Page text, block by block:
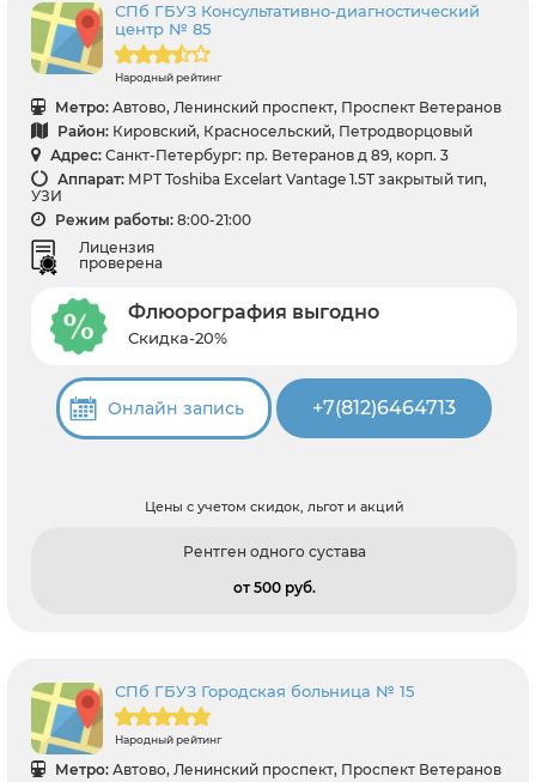
СПб ГБУЗ Консультативно-диагностический
центр № 85
Народный рейтинг
Метро: Автово, Ленинский проспект, Проспект Ветеранов
Район: Кировский, Красносельский, Петродворцовый
Адрес: Санкт-Петербург: пр. Ветеранов д 89, корп. 3
Аппарат: МРТ Toshiba Excelart Vantage 1.5T закрытый тип,
УЗИ
Режим работы: 8:00-21:00
Лицензия
проверена
Флюорография выгодно
Скидка-20%
Онлайн запись +7(812)6464713
Цены с учетом скидок, льгот и акций
Рентген одного сустава
от 500 pуб.
СПб ГБУЗ Городская больница № 15
Народный рейтинг
Метро: Автово, Ленинский проспект, Проспект Ветеранов